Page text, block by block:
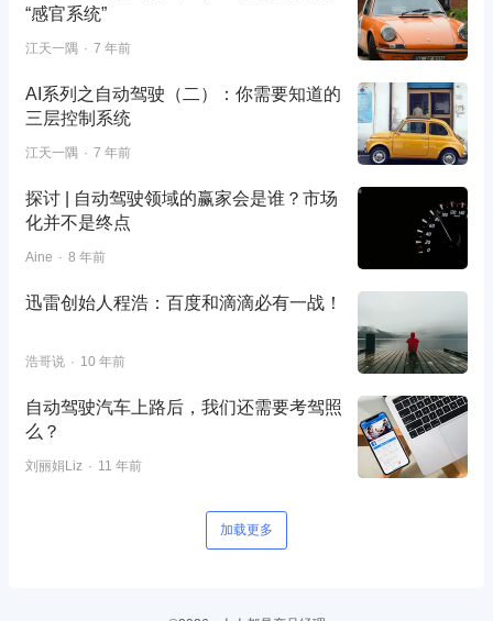
“感官系统”
江天一隅 7 年前
AI系列之自动驾驶（二）：你需要知道的
三层控制系统
江天一隅 7 年前
探讨 | 自动驾驶领域的赢家会是谁？市场
化并不是终点
Aine 8 年前
迅雷创始人程浩：百度和滴滴必有一战！
浩哥说 10 年前
自动驾驶汽车上路后，我们还需要考驾照
么？
刘丽娟Liz 11 年前
加载更多